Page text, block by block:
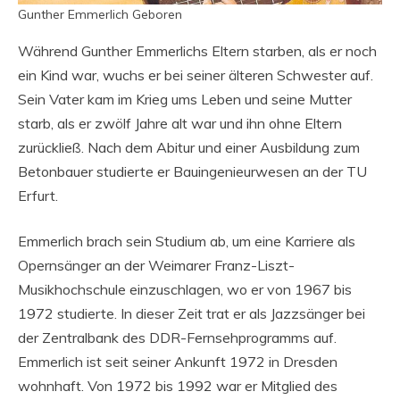
Gunther Emmerlich Geboren
Während Gunther Emmerlichs Eltern starben, als er noch
ein Kind war, wuchs er bei seiner älteren Schwester auf.
Sein Vater kam im Krieg ums Leben und seine Mutter
starb, als er zwölf Jahre alt war und ihn ohne Eltern
zurückließ. Nach dem Abitur und einer Ausbildung zum
Betonbauer studierte er Bauingenieurwesen an der TU
Erfurt.
Emmerlich brach sein Studium ab, um eine Karriere als
Opernsänger an der Weimarer Franz-Liszt-
Musikhochschule einzuschlagen, wo er von 1967 bis
1972 studierte. In dieser Zeit trat er als Jazzsänger bei
der Zentralbank des DDR-Fernsehprogramms auf.
Emmerlich ist seit seiner Ankunft 1972 in Dresden
wohnhaft. Von 1972 bis 1992 war er Mitglied des